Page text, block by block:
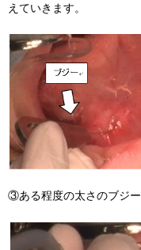
えていきます。
③ある程度の太さのブジー